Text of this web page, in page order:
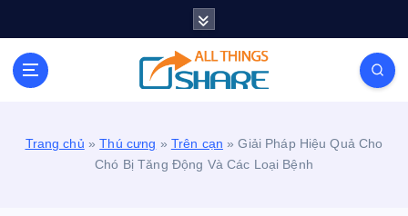
Personal Blog | Knowledge | Technology | Tips |
Pets | Life
Trang chủ »Thú cưng » Trên cạn »Giải Pháp Hiệu Quả Cho
Chó Bị Tăng Động Và Các Loại Bệnh